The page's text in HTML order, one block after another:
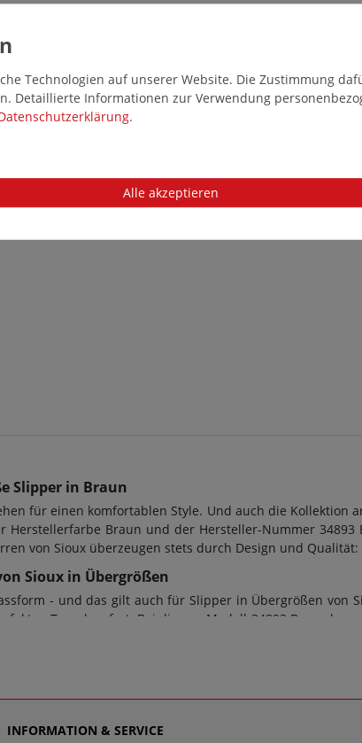
Slipper in Braun
für einen komfortablen Style. Und auch die Kollektion
Braun und der Hersteller-Nummer
von Sioux überzeugen stets durch Design und
Sioux in Übergrößen
- und das gilt auch für Slipper in Übergrößen von
Tragekomfort. Bei diesem Modell 34893 Braun
INFORMATION & SERVICE
Technologien auf unserer Website. Die Zustimmung
Detaillierte Informationen zur Verwendung
.
Alle akzeptieren